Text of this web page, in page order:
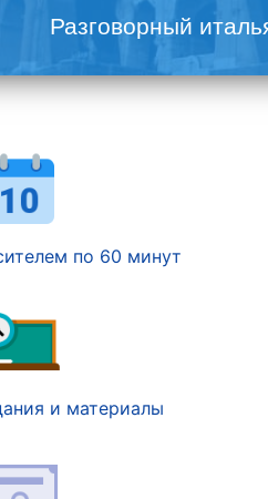
Разговорный
по 60 минут
и материалы